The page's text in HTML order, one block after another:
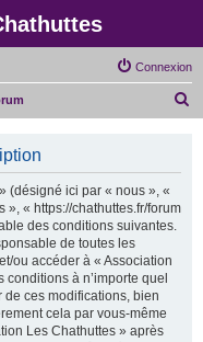
Connexion
(désigné ici par « nous », «
», « https://chathuttes.fr/forum
des conditions suivantes.
de toutes les
ou accéder à « Association
à n’importe quel
ces modifications, bien
cela par vous-même
Les Chathuttes » après